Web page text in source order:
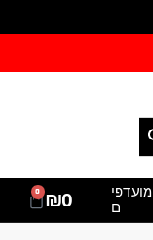
מועדפי
ם
₪0
0